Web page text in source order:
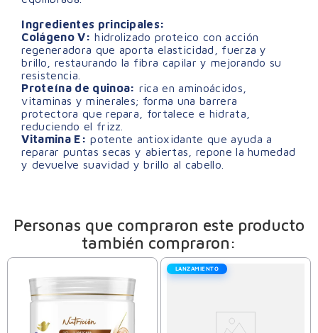
Ingredientes principales:
Colágeno V: hidrolizado proteico con acción
regeneradora que aporta elasticidad, fuerza y
brillo, restaurando la fibra capilar y mejorando su
resistencia.
Proteína de quinoa: rica en aminoácidos,
vitaminas y minerales; forma una barrera
protectora que repara, fortalece e hidrata,
reduciendo el frizz.
Vitamina E: potente antioxidante que ayuda a
reparar puntas secas y abiertas, repone la humedad
y devuelve suavidad y brillo al cabello.
Personas que compraron este producto
también compraron:
LANZAMIENTO